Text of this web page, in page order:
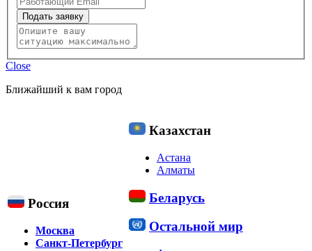
Подать заявку
Close
Ближайший к вам город
Россия
Москва
Санкт-Петербург
Казахстан
Астана
Алматы
Беларусь
Остальной мир